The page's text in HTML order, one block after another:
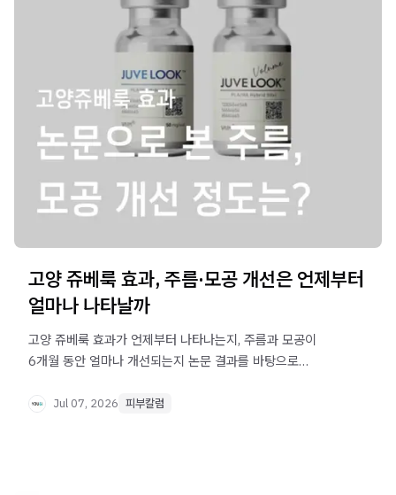
고양 쥬베룩 효과, 주름·모공 개선은 언제부터
얼마나 나타날까
고양 쥬베룩 효과가 언제부터 나타나는지, 주름과 모공이
6개월 동안 얼마나 개선되는지 논문 결과를 바탕으로
Jul 07, 2026 피부칼럼